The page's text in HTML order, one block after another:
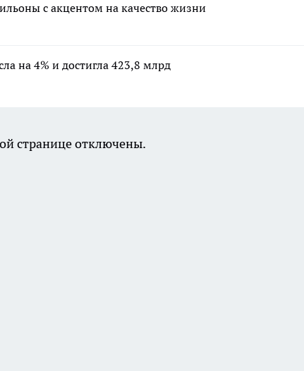
с акцентом на качество жизни
на 4% и достигла 423,8 млрд
странице отключены.